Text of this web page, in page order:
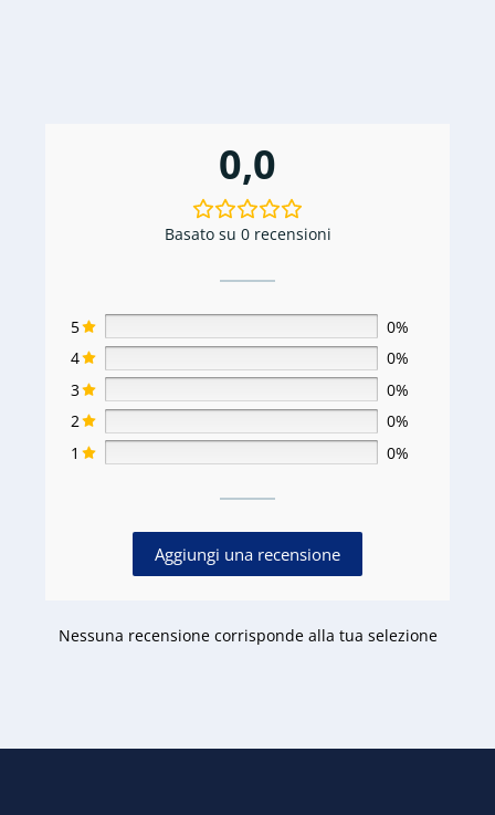
0,0
Basato su 0 recensioni
5
0%
4
0%
3
0%
2
0%
1
0%
Aggiungi una recensione
Nessuna recensione corrisponde alla tua selezione